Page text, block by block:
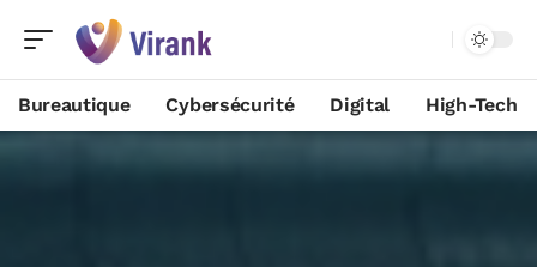
Bureautique Cybersécurité Digital High-Tech